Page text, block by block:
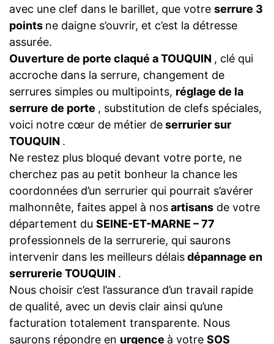
avec une clef dans le barillet, que votre serrure 3
points ne daigne s’ouvrir, et c’est la détresse
assurée.
Ouverture de porte claqué a TOUQUIN , clé qui
accroche dans la serrure, changement de
serrures simples ou multipoints, réglage de la
serrure de porte , substitution de clefs spéciales,
voici notre cœur de métier deserrurier sur
TOUQUIN .
Ne restez plus bloqué devant votre porte, ne
cherchez pas au petit bonheur la chance les
coordonnées d’un serrurier qui pourrait s’avérer
malhonnête, faites appel à nosartisans de votre
département du SEINE-ET-MARNE – 77
professionnels de la serrurerie, qui saurons
intervenir dans les meilleurs délaisdépannage en
serrurerie TOUQUIN .
Nous choisir c’est l’assurance d’un travail rapide
de qualité, avec un devis clair ainsi qu’une
facturation totalement transparente. Nous
saurons répondre en urgence à votre SOS